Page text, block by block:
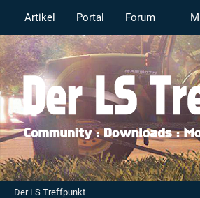
Artikel Portal Forum
Der LS Treffpunkt